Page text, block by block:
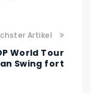
Artikel
World Tour
Swing fort